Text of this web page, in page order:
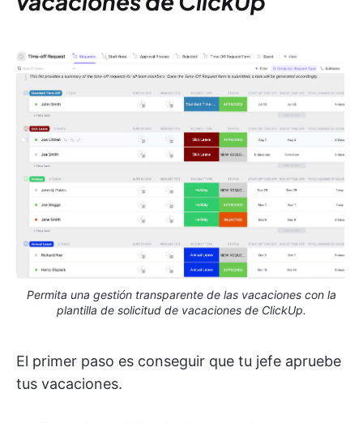
Permita una gestión transparente de las vacaciones con la
plantilla de solicitud de vacaciones de ClickUp.
El primer paso es conseguir que tu jefe apruebe
tus vacaciones.